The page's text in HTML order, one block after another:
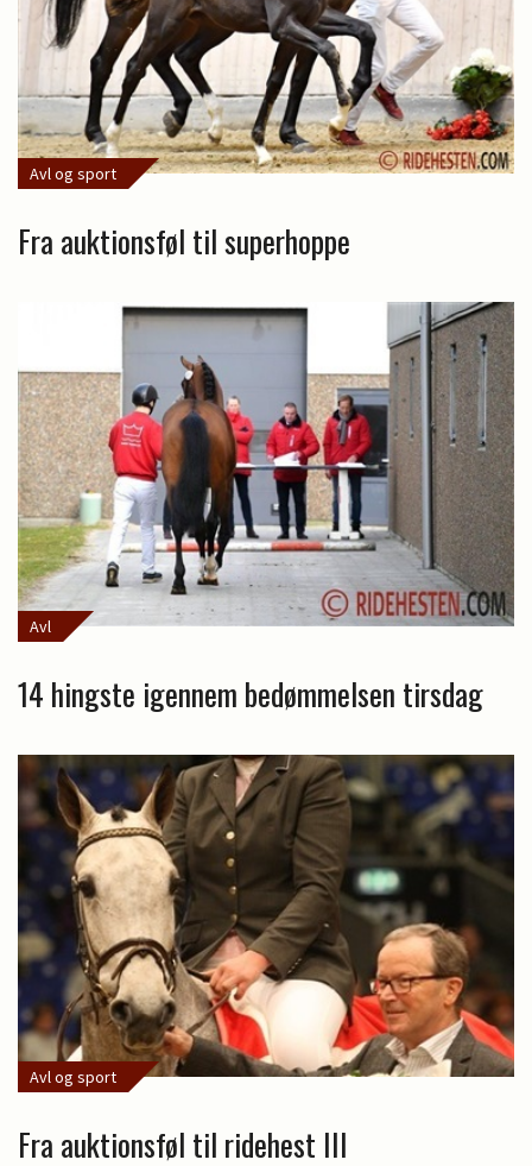
Avl og sport
Fra auktionsføl til superhoppe
Avl
14 hingste igennem bedømmelsen tirsdag
Avl og sport
Fra auktionsføl til ridehest III